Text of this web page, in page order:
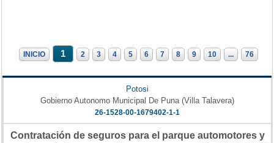
INICIO 1 2 3 4 5 6 7 8 9 10 ... 76
Potosi
Gobierno Autonomo Municipal De Puna (Villa Talavera)
26-1528-00-1679402-1-1
Contratación de seguros para el parque automotores y